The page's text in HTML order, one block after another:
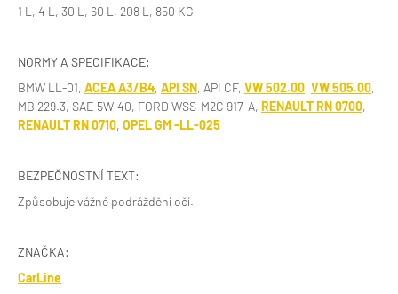
1 L, 4 L, 30 L, 60 L, 208 L, 850 KG
NORMY A SPECIFIKACE:
BMW LL-01, ACEA A3/B4, API SN, API CF, VW 502.00, VW 505.00,
MB 229.3, SAE 5W-40, FORD WSS-M2C 917-A, RENAULT RN 0700,
RENAULT RN 0710, OPEL GM -LL-025
BEZPEČNOSTNÍ TEXT:
Způsobuje vážné podráždění očí.
ZNAČKA:
CarLine